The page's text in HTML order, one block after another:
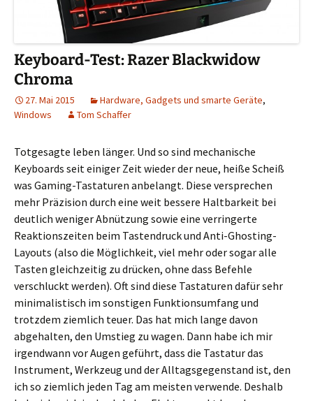
Keyboard-Test: Razer Blackwidow
Chroma
27. Mai 2015 Hardware, Gadgets und smarte Geräte,
Windows
Tom Schaffer
Totgesagte leben länger. Und so sind mechanische
Keyboards seit einiger Zeit wieder der neue, heiße Scheiß
was Gaming-Tastaturen anbelangt. Diese versprechen
mehr Präzision durch eine weit bessere Haltbarkeit bei
deutlich weniger Abnützung sowie eine verringerte
Reaktionszeiten beim Tastendruck und Anti-Ghosting-
Layouts (also die Möglichkeit, viel mehr oder sogar alle
Tasten gleichzeitig zu drücken, ohne dass Befehle
verschluckt werden). Oft sind diese Tastaturen dafür sehr
minimalistisch im sonstigen Funktionsumfang und
trotzdem ziemlich teuer. Das hat mich lange davon
abgehalten, den Umstieg zu wagen. Dann habe ich mir
irgendwann vor Augen geführt, dass die Tastatur das
Instrument, Werkzeug und der Alltagsgegenstand ist, den
ich so ziemlich jeden Tag am meisten verwende. Deshalb